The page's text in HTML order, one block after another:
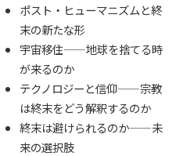
ポスト・ヒューマニズムと終
末の新たな形
宇宙移住——地球を捨てる時
が来るのか
テクノロジーと信仰——宗教
は終末をどう解釈するのか
終末は避けられるのか——未
来の選択肢